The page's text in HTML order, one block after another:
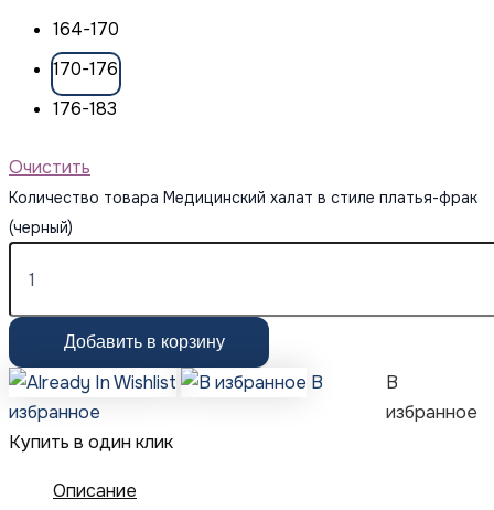
164-170
170-176
176-183
Очистить
Количество товара Медицинский халат в стиле платья-фрак
(черный)
Добавить в корзину
В
избранное
В
избранное
Купить в один клик
Описание